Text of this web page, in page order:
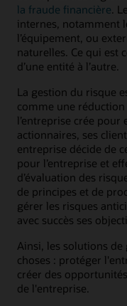
la fraude financière .
internes, notamment
l’équipement, ou
naturelles. Ce qui est
d’une entité à l’autre.
La gestion du risque
comme une
l’entreprise crée pour
actionnaires, ses
entreprise décide de
pour l’entreprise et
d’évaluation des
de principes et de
gérer les risques
avec succès ses
Ainsi, les solutions
choses : protéger
créer des
de l'entreprise.